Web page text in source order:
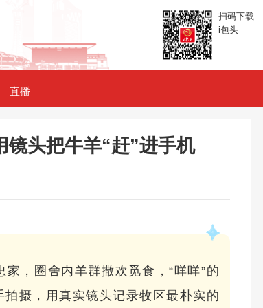
扫码下载
i包头
直播
头把牛羊“赶”进手机
，圈舍内羊群撒欢觅食，“咩咩”的
摄，用真实镜头记录牧区最朴实的